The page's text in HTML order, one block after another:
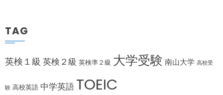
TAG
英検１級 英検２級 英検準２級 大学受験 南山大学 高校受
験 高校英語 中学英語 TOEIC